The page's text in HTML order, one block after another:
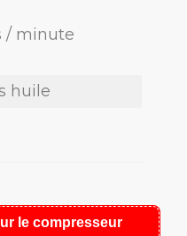
/ minute
huile
le compresseur